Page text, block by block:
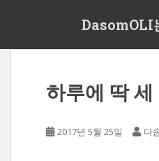
DasomOLI
하루에 딱
2017년 5월 25일 다